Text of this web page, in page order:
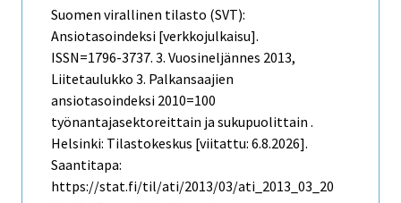
Suomen virallinen tilasto (SVT):
Ansiotasoindeksi [verkkojulkaisu].
ISSN=1796-3737. 3. Vuosineljännes 2013,
Liitetaulukko 3. Palkansaajien
ansiotasoindeksi 2010=100
työnantajasektoreittain ja sukupuolittain .
Helsinki: Tilastokeskus [viitattu: 6.8.2026].
Saantitapa:
https://stat.fi/til/ati/2013/03/ati_2013_03_20